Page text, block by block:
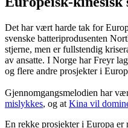
Det har vært harde tak for
svenske batteriprodusenten
stjerne, men er fullstendig
av ansatte. I Norge har Freyr
og flere andre prosjekter i
Gjennomgangsmelodien har
mislykkes, og at Kina vil
En rekke prosjekter i Europa er